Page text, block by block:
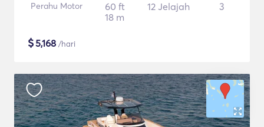
Perahu Motor
60 ft
18 m
12 Jelajah 3
$5,168 /hari